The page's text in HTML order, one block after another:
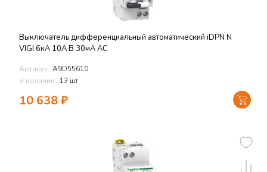
Выключатель дифференциальный автоматический iDPN N
VIGI 6кА 10A B 30мА AC
Артикул: A9D55610
В наличии: 13 шт
10 638₽